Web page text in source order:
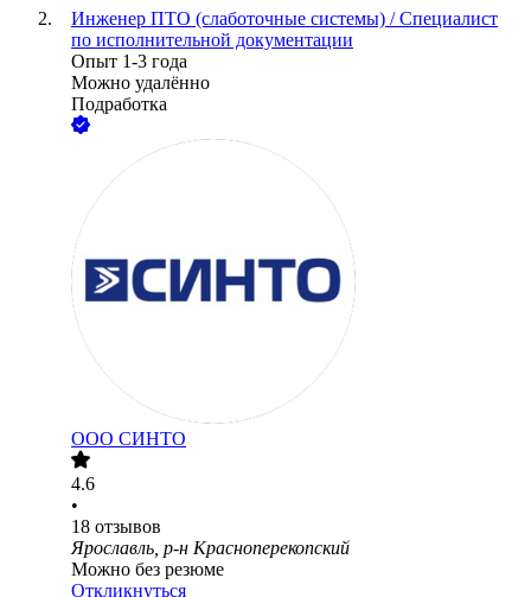
Инженер ПТО (слаботочные системы) / Специалист
по исполнительной документации
Опыт 1-3 года
Можно удалённо
Подработка
ООО СИНТО
4.6
•
18 отзывов
Ярославль, р-н Красноперекопский
Можно без резюме
Откликнуться